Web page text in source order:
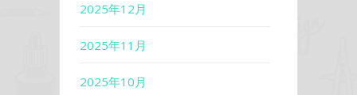
2025年12月
2025年11月
2025年10月